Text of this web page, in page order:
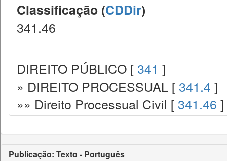
Classificação (CDDir)
341.46
DIREITO PÚBLICO [ 341 ]
» DIREITO PROCESSUAL [ 341.4 ]
»» Direito Processual Civil [ 341.46 ]
Publicação: Texto - Português